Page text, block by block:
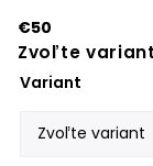
€50
Zvoľte variant
Variant